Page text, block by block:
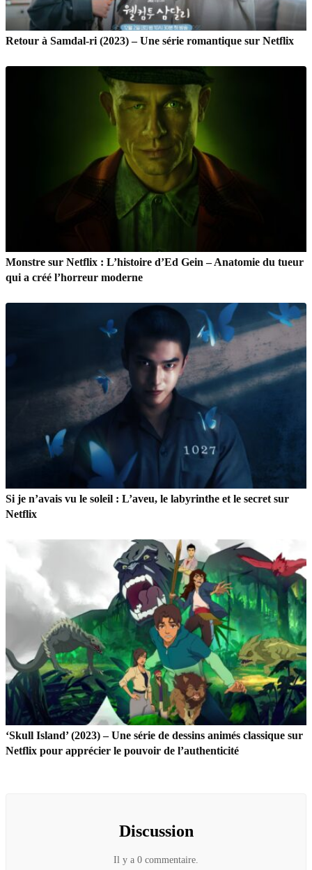
Retour à Samdal-ri (2023) – Une série romantique sur Netflix
Monstre sur Netflix : L’histoire d’Ed Gein – Anatomie du tueur
qui a créé l’horreur moderne
Si je n’avais vu le soleil : L’aveu, le labyrinthe et le secret sur
Netflix
‘Skull Island’ (2023) – Une série de dessins animés classique sur
Netflix pour apprécier le pouvoir de l’authenticité
Discussion
Il y a 0 commentaire.